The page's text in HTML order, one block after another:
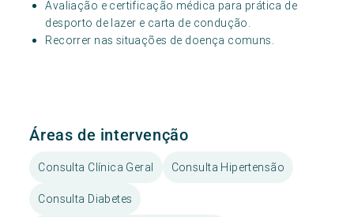
Avaliação e certificação médica para prática de
desporto de lazer e carta de condução.
Recorrer nas situações de doença comuns.
Áreas de intervenção
Consulta Clínica Geral Consulta Hipertensão
Consulta Diabetes